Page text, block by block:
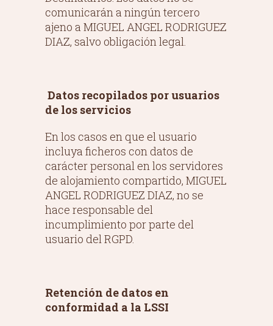
comunicarán a ningún tercero
ajeno a MIGUEL ANGEL RODRIGUEZ
DIAZ, salvo obligación legal.
Datos recopilados por usuarios
de los servicios
En los casos en que el usuario
incluya ficheros con datos de
carácter personal en los servidores
de alojamiento compartido, MIGUEL
ANGEL RODRIGUEZ DIAZ, no se
hace responsable del
incumplimiento por parte del
usuario del RGPD.
Retención de datos en
conformidad a la LSSI